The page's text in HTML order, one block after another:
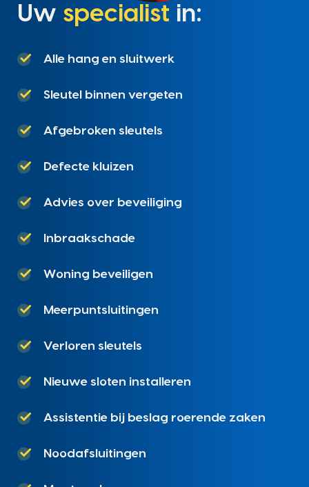
Uw specialist in:
Alle hang en sluitwerk
Sleutel binnen vergeten
Afgebroken sleutels
Defecte kluizen
Advies over beveiliging
Inbraakschade
Woning beveiligen
Meerpuntsluitingen
Verloren sleutels
Nieuwe sloten installeren
Assistentie bij beslag roerende zaken
Noodafsluitingen